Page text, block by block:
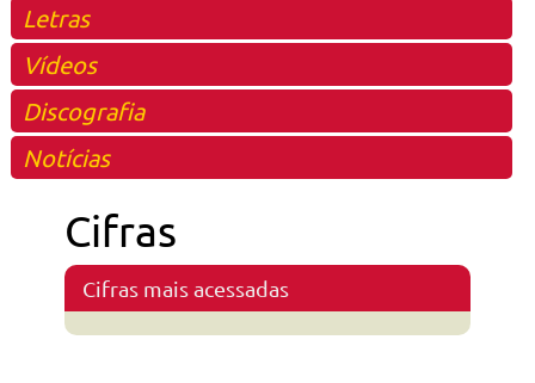
Letras
Vídeos
Discografia
Notícias
Cifras
Cifras mais acessadas